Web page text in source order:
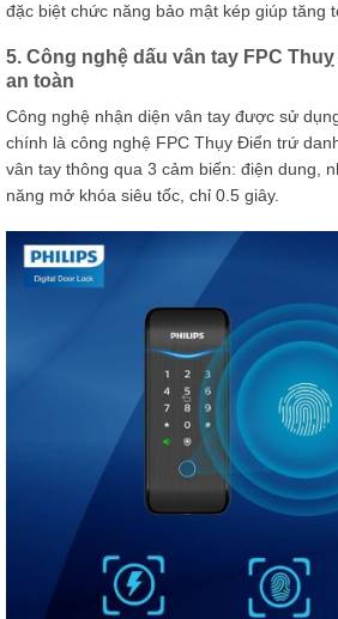
đặc biệt chức năng bảo mật kép giúp tăng
5. Công nghệ dấu vân tay FPC
an toàn
Công nghệ nhận diện vân tay được sử
chính là công nghệ FPC Thụy Điển trứ
vân tay thông qua 3 cảm biến: điện dung,
năng mở khóa siêu tốc, chỉ 0.5 giây.